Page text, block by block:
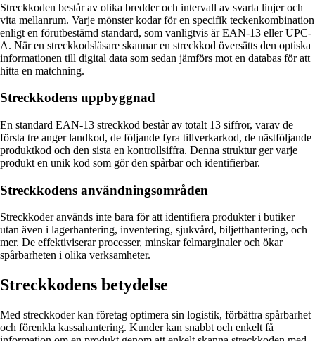
Streckkoden består av olika bredder och intervall av svarta linjer och
vita mellanrum. Varje mönster kodar för en specifik teckenkombination
enligt en förutbestämd standard, som vanligtvis är EAN-13 eller UPC-
A. När en streckkodsläsare skannar en streckkod översätts den optiska
informationen till digital data som sedan jämförs mot en databas för att
hitta en matchning.
Streckkodens uppbyggnad
En standard EAN-13 streckkod består av totalt 13 siffror, varav de
första tre anger landkod, de följande fyra tillverkarkod, de nästföljande
produktkod och den sista en kontrollsiffra. Denna struktur ger varje
produkt en unik kod som gör den spårbar och identifierbar.
Streckkodens användningsområden
Streckkoder används inte bara för att identifiera produkter i butiker
utan även i lagerhantering, inventering, sjukvård, biljetthantering, och
mer. De effektiviserar processer, minskar felmarginaler och ökar
spårbarheten i olika verksamheter.
Streckkodens betydelse
Med streckkoder kan företag optimera sin logistik, förbättra spårbarhet
och förenkla kassahantering. Kunder kan snabbt och enkelt få